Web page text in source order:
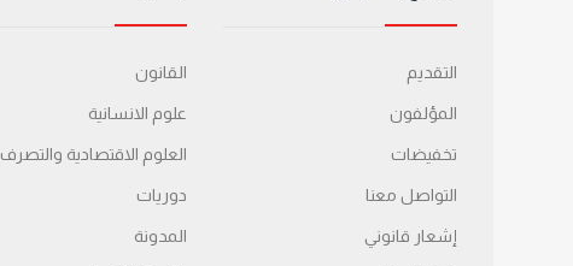
التقديم
المؤلفون
تخفيضات
التواصل معنا
إشعار قانوني
القانون
علوم الانسانية
العلوم الاقتصادية والتصرف
دوريات
المدونة